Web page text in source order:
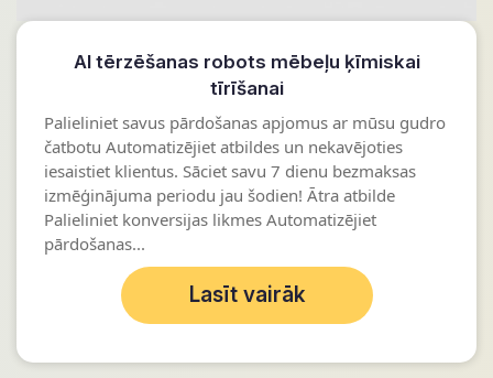
AI tērzēšanas robots mēbeļu ķīmiskai
tīrīšanai
Palieliniet savus pārdošanas apjomus ar mūsu gudro
čatbotu Automatizējiet atbildes un nekavējoties
iesaistiet klientus. Sāciet savu 7 dienu bezmaksas
izmēģinājuma periodu jau šodien! Ātra atbilde
Palieliniet konversijas likmes Automatizējiet
pārdošanas...
Lasīt vairāk